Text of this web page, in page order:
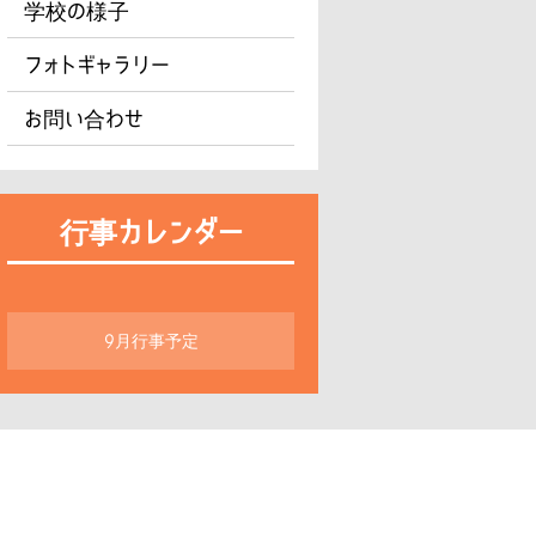
学校の様子
フォトギャラリー
お問い合わせ
行事カレンダー
9月行事予定